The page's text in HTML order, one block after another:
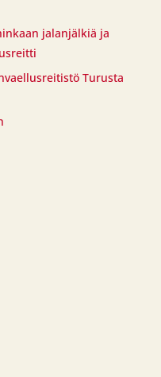
jalanjälkiä ja
Turusta